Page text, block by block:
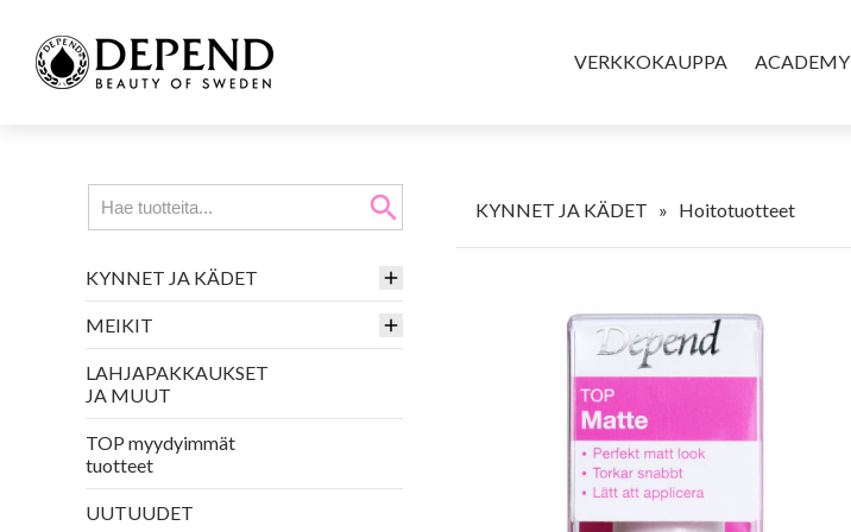
VERKKOKAUPPA ACADEMY
search
KYNNET JA KÄDET
MEIKIT
LAHJAPAKKAUKSET
JA MUUT
TOP myydyimmät
tuotteet
UUTUUDET
KYNNET JA KÄDET » Hoitotuotteet